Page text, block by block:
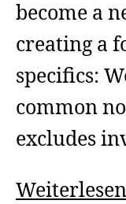
become a
creating a
specifics:
common
excludes
Weiterlesen